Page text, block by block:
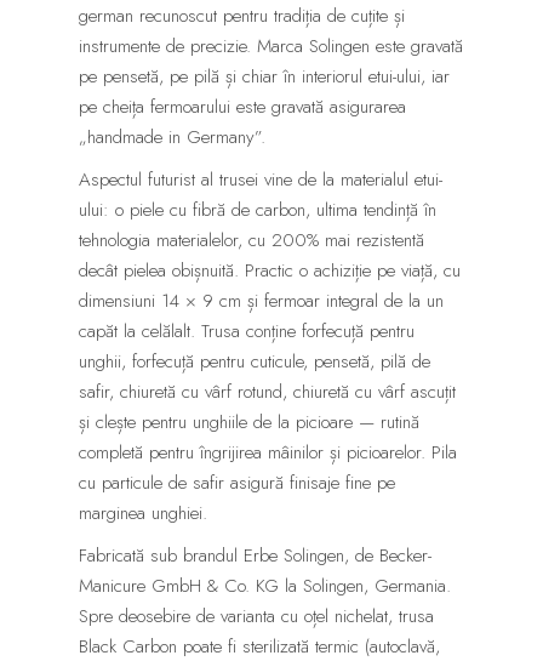
german recunoscut pentru tradiția de cuțite și
instrumente de precizie. Marca Solingen este gravată
pe pensetă, pe pilă și chiar în interiorul etui-ului, iar
pe cheița fermoarului este gravată asigurarea
„handmade in Germany”.
Aspectul futurist al trusei vine de la materialul etui-
ului: o piele cu fibră de carbon, ultima tendință în
tehnologia materialelor, cu 200% mai rezistentă
decât pielea obișnuită. Practic o achiziție pe viață, cu
dimensiuni 14 × 9 cm și fermoar integral de la un
capăt la celălalt. Trusa conține forfecuță pentru
unghii, forfecuță pentru cuticule, pensetă, pilă de
safir, chiuretă cu vârf rotund, chiuretă cu vârf ascuțit
și clește pentru unghiile de la picioare — rutină
completă pentru îngrijirea mâinilor și picioarelor. Pila
cu particule de safir asigură finisaje fine pe
marginea unghiei.
Fabricată sub brandul Erbe Solingen, de Becker-
Manicure GmbH & Co. KG la Solingen, Germania.
Spre deosebire de varianta cu oțel nichelat, trusa
Black Carbon poate fi sterilizată termic (autoclavă,